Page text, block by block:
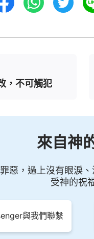
，不可觸犯
來自神
惡，過上沒有眼淚
受神的祝
與我們聯繫